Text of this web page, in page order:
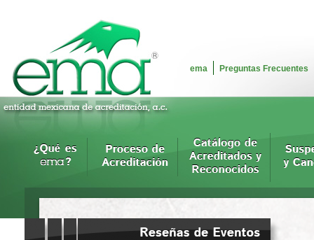
ema Preguntas Frecuentes